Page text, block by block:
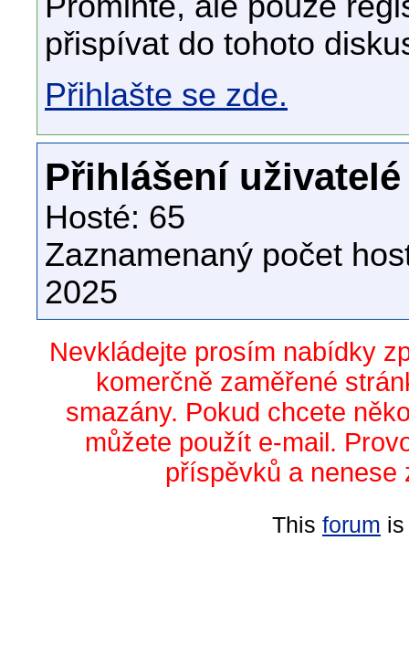
přispívat do tohoto
Přihlašte se zde.
Přihlášení uživatelé
Hosté: 65
Zaznamenaný počet
2025
Nevkládejte prosím nabídky
komerčně zaměřené
smazány. Pokud chcete
můžete použít e-mail.
příspěvků a nenese
This forum